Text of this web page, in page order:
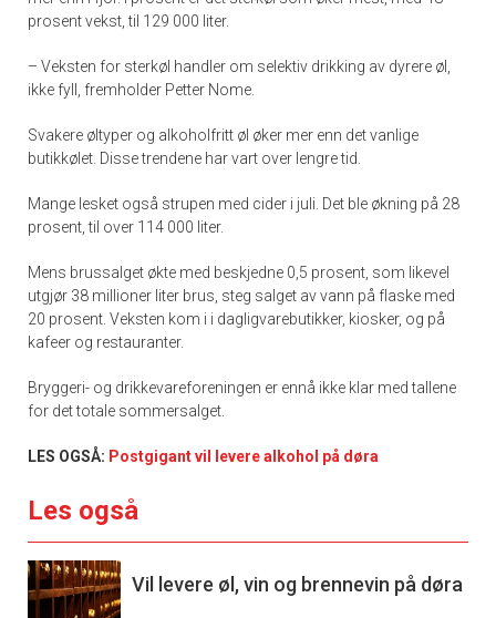
prosent vekst, til 129 000 liter.
– Veksten for sterkøl handler om selektiv drikking av dyrere øl,
ikke fyll, fremholder Petter Nome.
Svakere øltyper og alkoholfritt øl øker mer enn det vanlige
butikkølet. Disse trendene har vart over lengre tid.
Mange lesket også strupen med cider i juli. Det ble økning på 28
prosent, til over 114 000 liter.
Mens brussalget økte med beskjedne 0,5 prosent, som likevel
utgjør 38 millioner liter brus, steg salget av vann på flaske med
20 prosent. Veksten kom i i dagligvarebutikker, kiosker, og på
kafeer og restauranter.
Bryggeri- og drikkevareforeningen er ennå ikke klar med tallene
for det totale sommersalget.
LES OGSÅ: Postgigant vil levere alkohol på døra
Les også
Vil levere øl, vin og brennevin på døra